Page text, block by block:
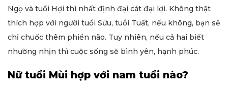
Ngọ và tuổi Hợi thì nhất định đại cát đại lợi. Không thật
thích hợp với người tuổi Sửu, tuổi Tuất, nếu không, bạn sẽ
chỉ chuốc thêm phiền não. Tuy nhiên, nếu cả hai biết
nhường nhịn thì cuộc sống sẽ bình yên, hạnh phúc.
Nữ tuổi Mùi hợp với nam tuổi nào?